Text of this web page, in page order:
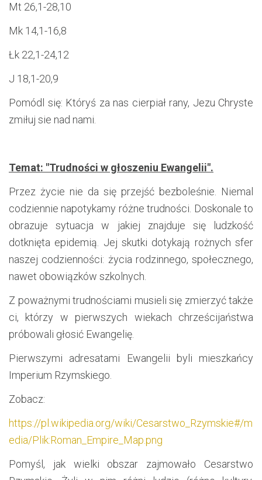
Mt 26,1-28,10
Mk 14,1-16,8
Łk 22,1-24,12
J 18,1-20,9
Pomódl się: Któryś za nas cierpiał rany, Jezu Chryste
zmiłuj sie nad nami.
Temat: "Trudności w głoszeniu Ewangelii".
Przez życie nie da się przejść bezboleśnie. Niemal
codziennie napotykamy różne trudności. Doskonale to
obrazuje sytuacja w jakiej znajduje się ludzkość
dotknięta epidemią. Jej skutki dotykają rożnych sfer
naszej codzienności: życia rodzinnego, społecznego,
nawet obowiązków szkolnych.
Z poważnymi trudnościami musieli się zmierzyć także
ci, którzy w pierwszych wiekach chrześcijaństwa
próbowali głosić Ewangelię.
Pierwszymi adresatami Ewangelii byli mieszkańcy
Imperium Rzymskiego.
Zobacz:
https://pl.wikipedia.org/wiki/Cesarstwo_Rzymskie#/m
edia/Plik:Roman_Empire_Map.png
Pomyśl, jak wielki obszar zajmowało Cesarstwo